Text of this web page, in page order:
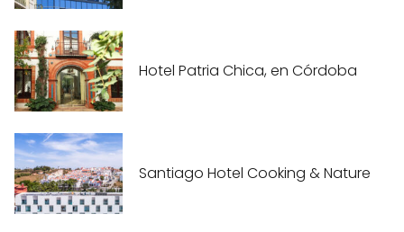
Hotel Patria Chica, en Córdoba
Santiago Hotel Cooking & Nature